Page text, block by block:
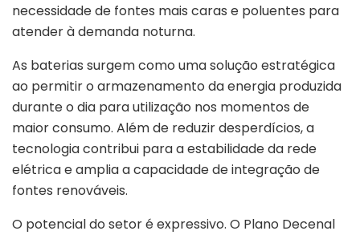
necessidade de fontes mais caras e poluentes para
atender à demanda noturna.
As baterias surgem como uma solução estratégica
ao permitir o armazenamento da energia produzida
durante o dia para utilização nos momentos de
maior consumo. Além de reduzir desperdícios, a
tecnologia contribui para a estabilidade da rede
elétrica e amplia a capacidade de integração de
fontes renováveis.
O potencial do setor é expressivo. O Plano Decenal